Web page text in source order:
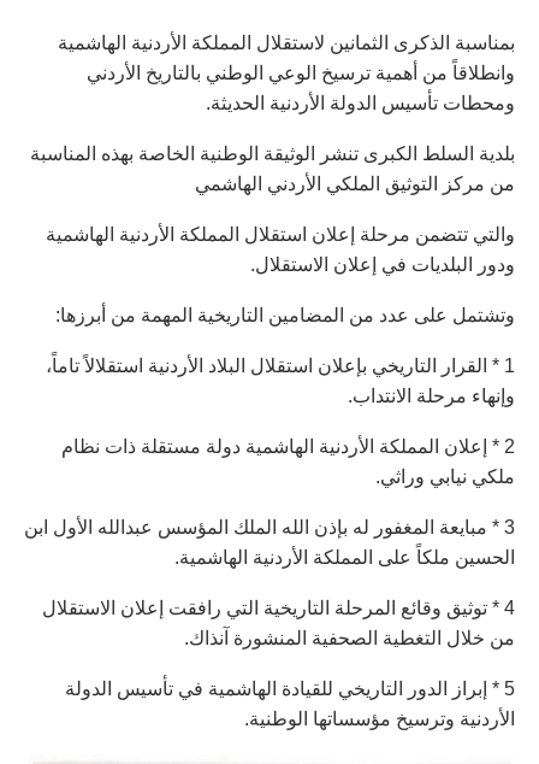
بمناسبة الذكرى الثمانين لاستقلال المملكة الأردنية الهاشمية
وانطلاقاً من أهمية ترسيخ الوعي الوطني بالتاريخ الأردني
ومحطات تأسيس الدولة الأردنية الحديثة.
بلدية السلط الكبرى تنشر الوثيقة الوطنية الخاصة بهذه المناسبة
من مركز التوثيق الملكي الأردني الهاشمي
والتي تتضمن مرحلة إعلان استقلال المملكة الأردنية الهاشمية
ودور البلديات في إعلان الاستقلال.
وتشتمل على عدد من المضامين التاريخية المهمة من أبرزها:
1 * القرار التاريخي بإعلان استقلال البلاد الأردنية استقلالاً تاماً،
وإنهاء مرحلة الانتداب.
2 * إعلان المملكة الأردنية الهاشمية دولة مستقلة ذات نظام
ملكي نيابي وراثي.
3 * مبايعة المغفور له بإذن الله الملك المؤسس عبدالله الأول ابن
الحسين ملكاً على المملكة الأردنية الهاشمية.
4 * توثيق وقائع المرحلة التاريخية التي رافقت إعلان الاستقلال
من خلال التغطية الصحفية المنشورة آنذاك.
5 * إبراز الدور التاريخي للقيادة الهاشمية في تأسيس الدولة
الأردنية وترسيخ مؤسساتها الوطنية.